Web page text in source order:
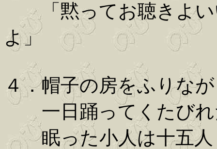
「黙ってお聴きよい
よ」
４．帽子の房をふりな
一日踊ってくたびれ
眠った小人は十五人